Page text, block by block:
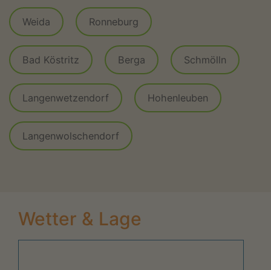
Weida Ronneburg
Bad Köstritz Berga Schmölln
Langenwetzendorf Hohenleuben
Langenwolschendorf
Wetter & Lage